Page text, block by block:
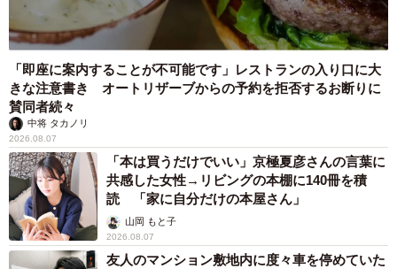
「即座に案内することが不可能です」レストランの入り口に大
きな注意書き オートリザーブからの予約を拒否するお断りに
賛同者続々
中将 タカノリ
2026.08.07
「本は買うだけでいい」京極夏彦さんの言葉に
共感した女性→リビングの本棚に140冊を積
読 「家に自分だけの本屋さん」
山岡 もと子
2026.08.07
友人のマンション敷地内に度々車を停めていた